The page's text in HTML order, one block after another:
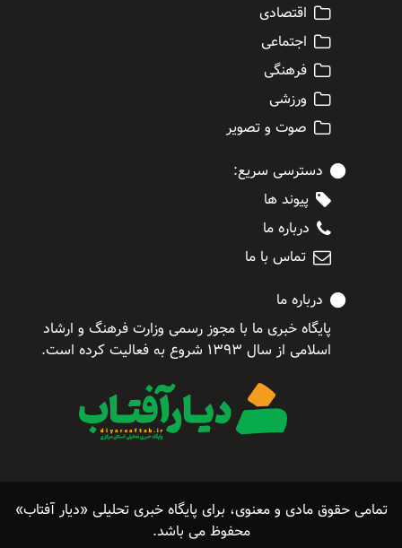
اقتصادی
اجتماعی
فرهنگی
ورزشی
صوت و تصویر
دسترسی سریع:
پیوند ها
درباره ما
تماس با ما
درباره ما
پایگاه خبری ما با مجوز رسمی وزارت فرهنگ و ارشاد
اسلامی از سال ۱۳۹۳ شروع به فعالیت کرده است.
تمامی حقوق مادی و معنوی، برای پایگاه خبری تحلیلی «دیار آفتاب»
محفوظ می باشد.